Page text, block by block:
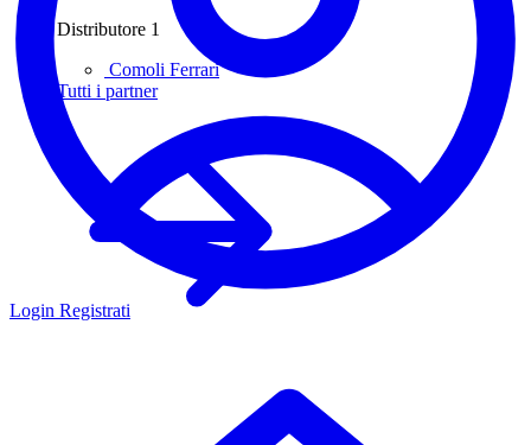
Distributore 1
Comoli Ferrari
Tutti i partner
Login Registrati